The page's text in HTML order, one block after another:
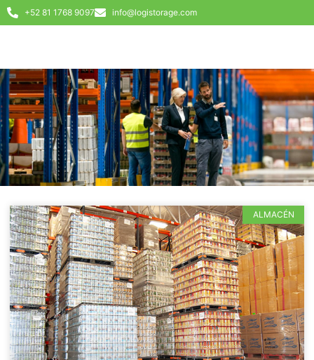
+52 81 1768 9097 info@logistorage.com
ALMACÉN